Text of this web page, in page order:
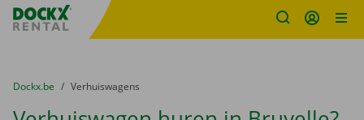
Fratello DEMO
U bevindt zich hier:
van
Dockx.be naar
Verhuiswagens